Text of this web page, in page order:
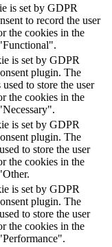
is set by GDPR
to record the user
the cookies in the
is set by GDPR
plugin. The
to store the user
the cookies in the
is set by GDPR
plugin. The
to store the user
the cookies in the
is set by GDPR
plugin. The
to store the user
the cookies in the